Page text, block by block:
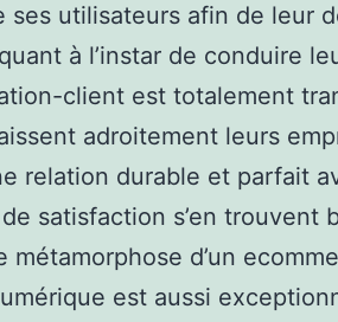
utilisateurs afin de leur
à l’instar de conduire
client est totalement
adroitement leurs
relation durable et parfait
satisfaction s’en trouvent
métamorphose d’un
est aussi